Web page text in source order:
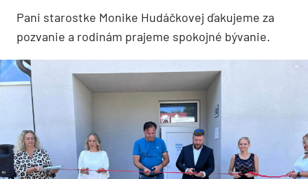
Pani starostke Monike Hudáčkovej ďakujeme za
pozvanie a rodinám prajeme spokojné bývanie.